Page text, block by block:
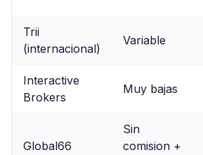
Trii
(internacional)
Variable
Interactive
Brokers
Muy bajas
Global66
Sin
comision +